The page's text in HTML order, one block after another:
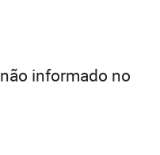
não informado no